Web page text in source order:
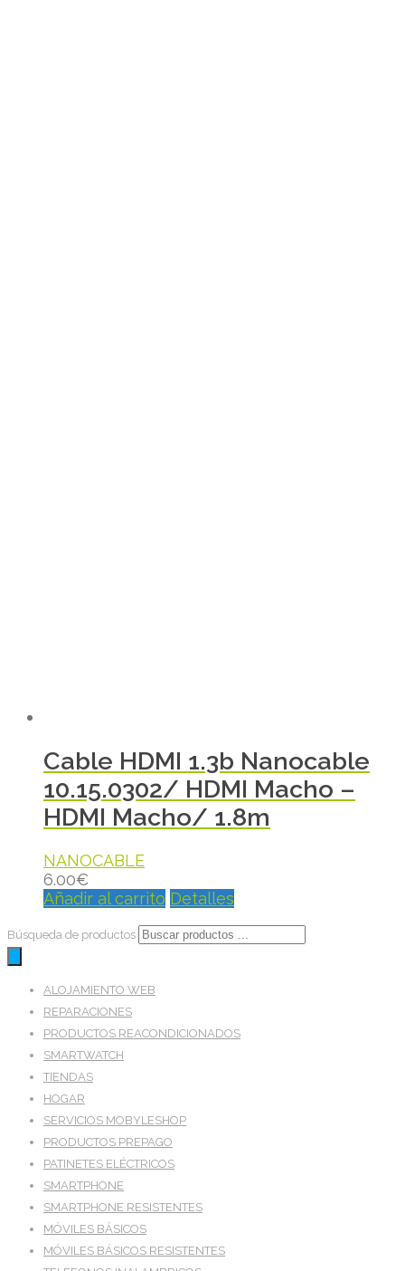
Cable HDMI 1.3b Nanocable
10.15.0302/ HDMI Macho –
HDMI Macho/ 1.8m
NANOCABLE
6.00€
Añadir al carrito Detalles
Búsqueda de productos
ALOJAMIENTO WEB
REPARACIONES
PRODUCTOS REACONDICIONADOS
SMARTWATCH
TIENDAS
HOGAR
SERVICIOS MOBYLESHOP
PRODUCTOS PREPAGO
PATINETES ELÉCTRICOS
SMARTPHONE
SMARTPHONE RESISTENTES
MÓVILES BÁSICOS
MÓVILES BÁSICOS RESISTENTES